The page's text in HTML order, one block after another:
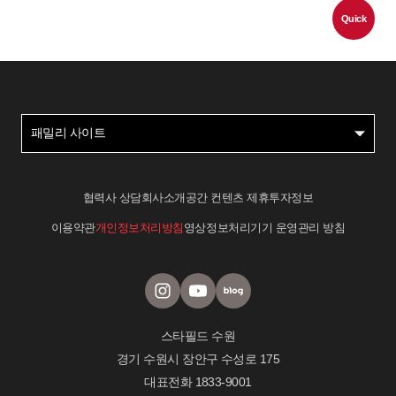
Quick
패밀리 사이트
협력사 상담회사소개 공간 컨텐츠 제휴투자정보
이용약관개인정보처리방침 영상정보처리기기 운영관리 방침
스타필드 수원
경기 수원시 장안구 수성로 175
대표전화 1833-9001